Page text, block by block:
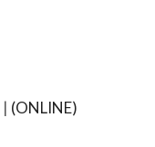
| (ONLINE)